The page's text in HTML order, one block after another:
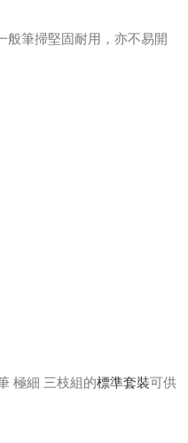
般筆掃堅固耐用，亦不易開
極細 三枝組的標準套裝可供